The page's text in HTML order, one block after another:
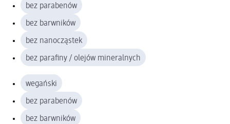
bez parabenów
bez barwników
bez nanocząstek
bez parafiny / olejów mineralnych
wegański
bez parabenów
bez barwników